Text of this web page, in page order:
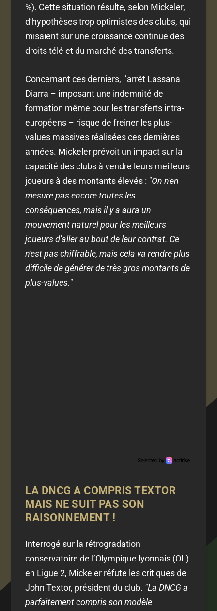
%). Cette situation résulte, selon Mickeler,
d’hypothèses trop optimistes des clubs, qui
misaient sur une croissance continue des
droits télé et du marché des transferts.
Concernant ces derniers, l’arrêt Lassana
Diarra – imposant une indemnité de
formation même pour les transferts intra-
européens – risque de freiner les plus-
values massives réalisées ces dernières
années. Mickeler prévoit un impact sur la
capacité des clubs à vendre leurs meilleurs
joueurs à des montants élevés : "On n'en
mesure pas encore toutes les
conséquences, mais il y a aura un
mouvement naturel pour les meilleurs
joueurs d'aller au bout de leur contrat. Ce
n'est pas chiffrable, mais cela va rendre plus
difficile de générer de très gros montants de
plus-values."
LA DNCG A COMPRIS TEXTOR
MAIS NE SUIT PAS SON
RAISONNEMENT !
Interrogé sur la rétrogradation
conservatoire de l’Olympique lyonnais (OL)
en Ligue 2, Mickeler réfute les critiques de
John Textor, président du club. "La DNCG a
parfaitement compris son modèle